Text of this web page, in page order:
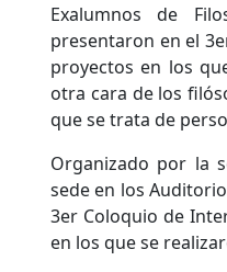
Exalumnos de
presentaron en el
proyectos en los
otra cara de los
que se trata de
Organizado por la
sede en los
3er Coloquio de
en los que se